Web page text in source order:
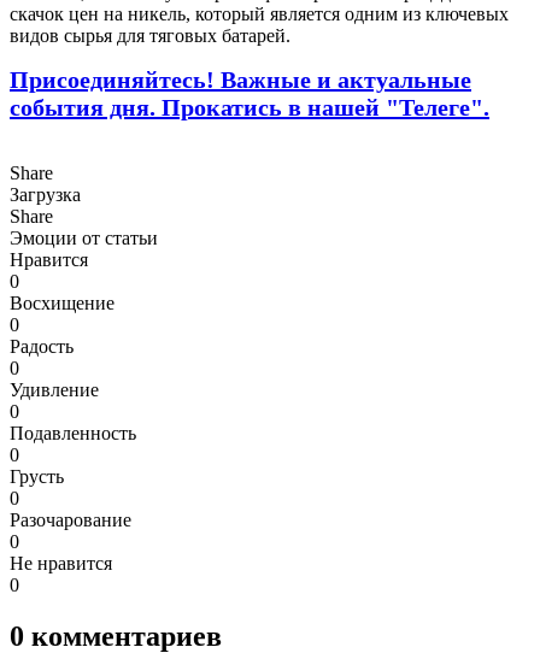
скачок цен на никель, который является одним из ключевых
видов сырья для тяговых батарей.
Присоединяйтесь! Важные и актуальные
события дня. Прокатись в нашей "Телеге".
Share
Загрузка
Share
Эмоции от статьи
Нравится
0
Восхищение
0
Радость
0
Удивление
0
Подавленность
0
Грусть
0
Разочарование
0
Не нравится
0
0 комментариев